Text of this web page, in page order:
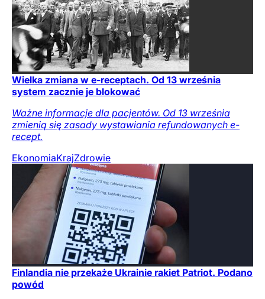
Wielka zmiana w e-receptach. Od 13 września
system zacznie je blokować
Ważne informacje dla pacjentów. Od 13 września
zmienią się zasady wystawiania refundowanych e-
recept.
EkonomiaKrajZdrowie
Finlandia nie przekaże Ukrainie rakiet Patriot. Podano
powód